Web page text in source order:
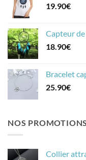
19.90€
Capteur
18.90€
Bracelet
25.90€
NOS PROMOTIONS
Collier